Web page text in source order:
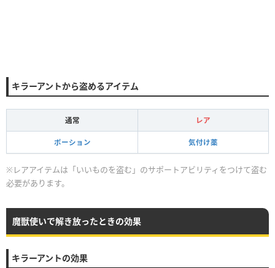
キラーアントから盗めるアイテム
通常 レア
ポーション 気付け薬
※レアアイテムは「いいものを盗む」のサポートアビリティをつけて盗む
必要があります。
魔獣使いで解き放ったときの効果
キラーアントの効果